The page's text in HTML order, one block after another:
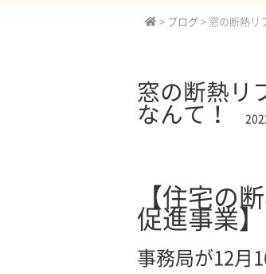
> ブログ > 窓の断熱リ
窓の断熱リ
なんて！
【住宅の
促進事業】
事務局が12月